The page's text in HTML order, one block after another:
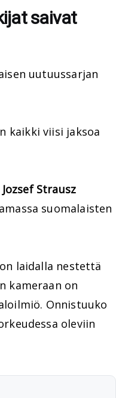
saivat
uutuussarjan
kaikki viisi jaksoa
Jozsef Strausz
suomalaisten
laidalla nestettä
kameraan on
Onnistuuko
oleviin